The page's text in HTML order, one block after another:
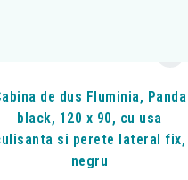
de dus Fluminia, Panda
black, 120 x 90, cu usa
si perete lateral fix,
negru